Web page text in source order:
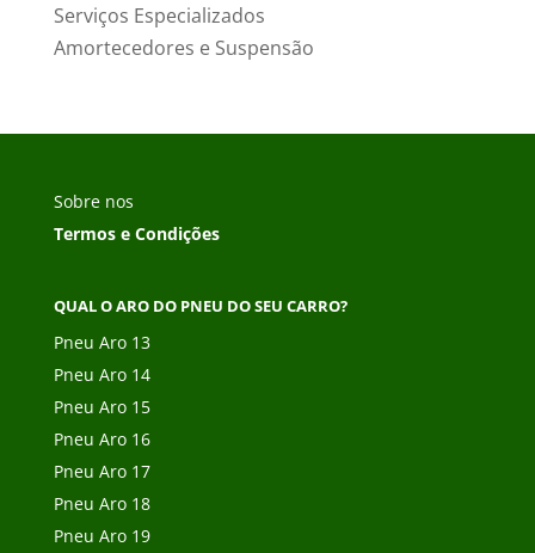
Serviços Especializados
Amortecedores e Suspensão
Sobre nos
Termos e Condições
QUAL O ARO DO PNEU DO SEU CARRO?
Pneu Aro 13
Pneu Aro 14
Pneu Aro 15
Pneu Aro 16
Pneu Aro 17
Pneu Aro 18
Pneu Aro 19